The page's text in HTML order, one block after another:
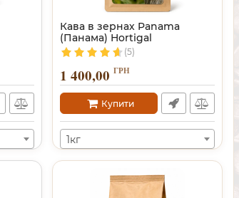
Кава в зернах Panama
(Панама) Hortigal
(5)
1 400,00 ГРН
Купити
1кг